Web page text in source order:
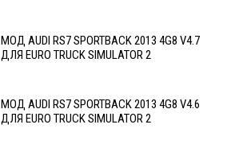
МОД AUDI RS7 SPORTBACK 2013 4G8 V4.7
ДЛЯ EURO TRUCK SIMULATOR 2
МОД AUDI RS7 SPORTBACK 2013 4G8 V4.6
ДЛЯ EURO TRUCK SIMULATOR 2